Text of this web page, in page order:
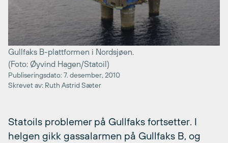
Gullfaks B-plattformen i Nordsjøen.
(Foto: Øyvind Hagen/Statoil)
Publiseringsdato: 7. desember, 2010
Skrevet av: Ruth Astrid Sæter
Statoils problemer på Gullfaks fortsetter. I
helgen gikk gassalarmen på Gullfaks B, og